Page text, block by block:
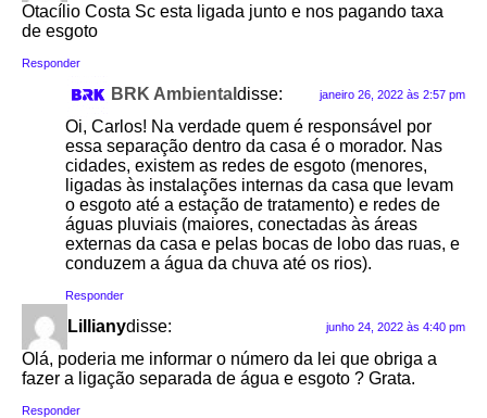
Otacílio Costa Sc esta ligada junto e nos pagando taxa
de esgoto
Responder
BRK Ambiental disse: janeiro 26, 2022 às 2:57 pm
Oi, Carlos! Na verdade quem é responsável por
essa separação dentro da casa é o morador. Nas
cidades, existem as redes de esgoto (menores,
ligadas às instalações internas da casa que levam
o esgoto até a estação de tratamento) e redes de
águas pluviais (maiores, conectadas às áreas
externas da casa e pelas bocas de lobo das ruas, e
conduzem a água da chuva até os rios).
Responder
Lillianydisse: junho 24, 2022 às 4:40 pm
Olá, poderia me informar o número da lei que obriga a
fazer a ligação separada de água e esgoto ? Grata.
Responder